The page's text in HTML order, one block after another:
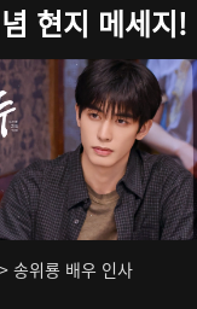
현지 메세지!
송위룡 배우 인사